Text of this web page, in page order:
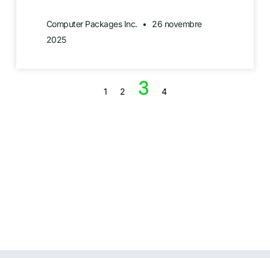
Computer Packages Inc.
26 novembre
2025
1 2 3 4